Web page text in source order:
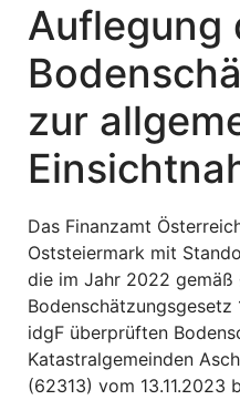
Auflegung
zur
Das Finanzamt
Oststeiermark mit
die im Jahr 2022 gemäß
Bodenschätzungsgesetz
idgF überprüften
Katastralgemeinden
(62313) vom 13.11.2023